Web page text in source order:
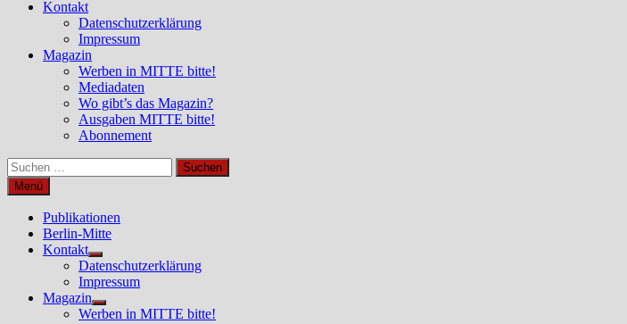
Kontakt
Datenschutzerklärung
Impressum
Magazin
Werben in MITTE bitte!
Mediadaten
Wo gibt’s das Magazin?
Ausgaben MITTE bitte!
Abonnement
Suchen
nach:
Menü
Publikationen
Berlin-Mitte
Kontakt
Untermenü
anzeigen
Datenschutzerklärung
Impressum
Magazin
Untermenü
Werben in MITTE bitte!